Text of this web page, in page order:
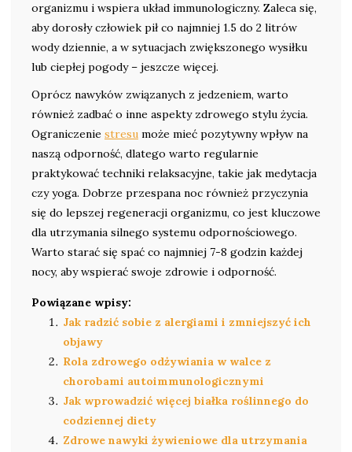
organizmu i wspiera układ immunologiczny. Zaleca się,
aby dorosły człowiek pił co najmniej 1.5 do 2 litrów
wody dziennie, a w sytuacjach zwiększonego wysiłku
lub ciepłej pogody – jeszcze więcej.
Oprócz nawyków związanych z jedzeniem, warto
również zadbać o inne aspekty zdrowego stylu życia.
Ograniczenie stresu może mieć pozytywny wpływ na
naszą odporność, dlatego warto regularnie
praktykować techniki relaksacyjne, takie jak medytacja
czy yoga. Dobrze przespana noc również przyczynia
się do lepszej regeneracji organizmu, co jest kluczowe
dla utrzymania silnego systemu odpornościowego.
Warto starać się spać co najmniej 7-8 godzin każdej
nocy, aby wspierać swoje zdrowie i odporność.
Powiązane wpisy:
Jak radzić sobie z alergiami i zmniejszyć ich
objawy
Rola zdrowego odżywiania w walce z
chorobami autoimmunologicznymi
Jak wprowadzić więcej białka roślinnego do
codziennej diety
Zdrowe nawyki żywieniowe dla utrzymania